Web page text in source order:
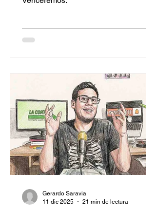
Gerardo Saravia
11 dic 2025
21 min de lectura